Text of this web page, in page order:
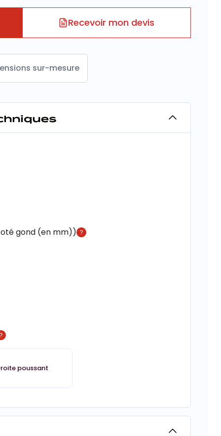
Recevoir mon devis
sur-mesure
gond (en mm))
poussant